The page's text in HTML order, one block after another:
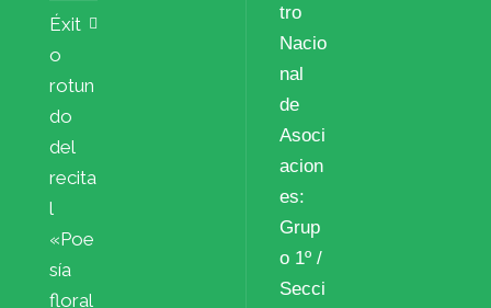
Éxit
o
rotun
do
del
recita
l
«Poe
sía
floral
tro
Nacio
nal
de
Asoci
acion
es:
Grup
o 1º /
Secci